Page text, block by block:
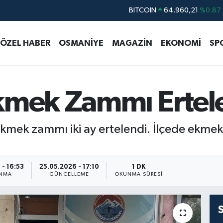
DOLAR 47,7436 %0.18
STERLİN 64,4811 %0.38
BITCOIN 64.960,21 %0.87
ÖZEL HABER OSMANİYE MAGAZİN EKONOMİ
Zammı
zammı iki ay ertelendi. İlçede
16:53 25.05.2026 - 17:10
GÜNCELLEME
1 DK
OKUNMA SÜRESI